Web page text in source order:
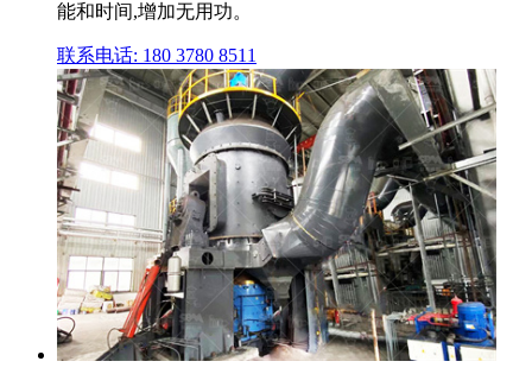
能和时间,增加无用功。
联系电话: 180 3780 8511